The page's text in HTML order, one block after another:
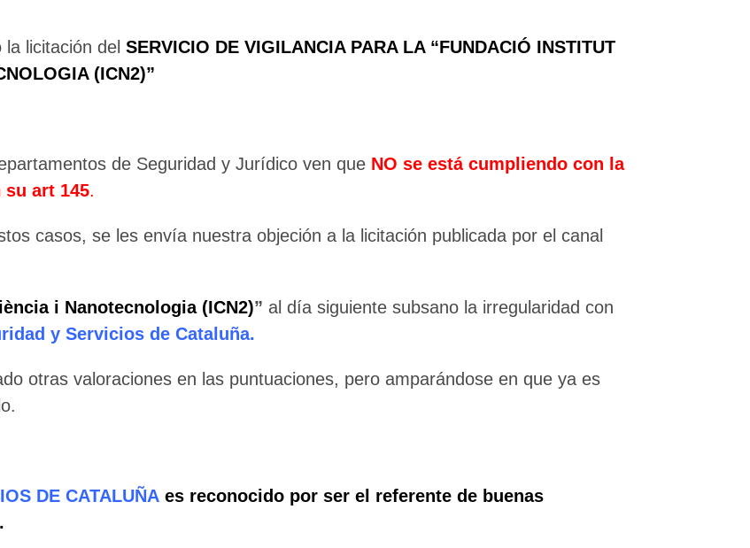
la licitación delSERVICIO DE VIGILANCIA PARA LA “FUNDACIÓ INSTITUT
(ICN2)”
de Seguridad y Jurídico ven que NO se está cumpliendo con la
su art 145.
casos, se les envía nuestra objeción a la licitación publicada por el canal
i Nanotecnologia (ICN2)” al día siguiente subsano la irregularidad con
y Servicios de Cataluña.
otras valoraciones en las puntuaciones, pero amparándose en que ya es
DE CATALUÑA es reconocido por ser el referente de buenas
ADN Sindical